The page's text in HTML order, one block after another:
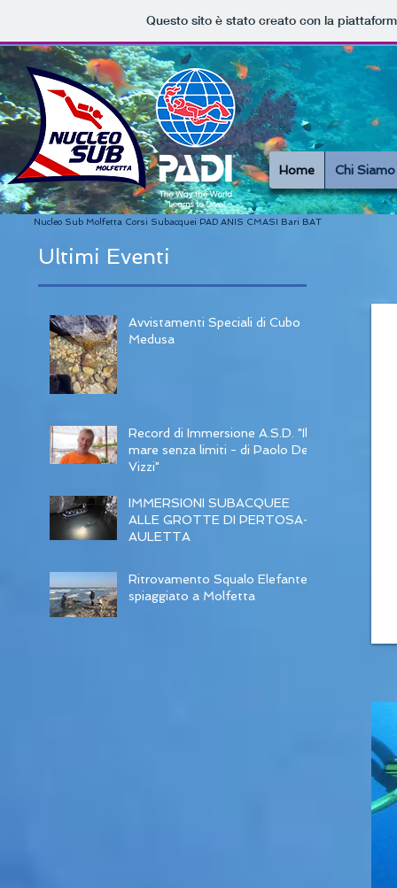
Questo sito è stato creato con la
Home Chi Siamo
Nucleo Sub Molfetta Corsi Subacquei PAD ANIS CMASI Bari BAT
Ultimi Eventi
Avvistamenti Speciali di Cubo
Medusa
Record di Immersione A.S.D. "Il
mare senza limiti - di Paolo De
Vizzi"
IMMERSIONI SUBACQUEE
ALLE GROTTE DI PERTOSA-
AULETTA
Ritrovamento Squalo Elefante
spiaggiato a Molfetta